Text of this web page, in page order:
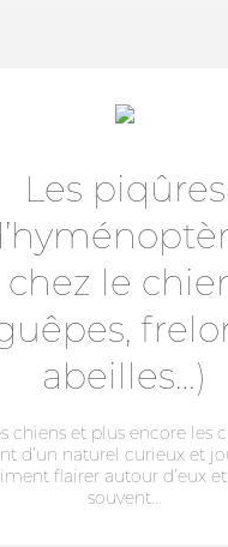
Les piqûres
chez le
abeilles…)
chiens et plus encore les
d’un naturel curieux et
flairer autour d’eux
souvent...